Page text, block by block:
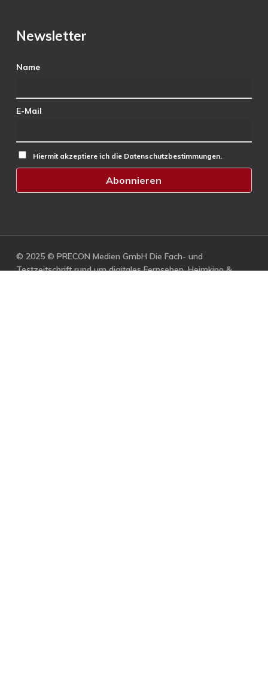
Newsletter
Name
E-Mail
Hiermit akzeptiere ich die Datenschutzbestimmungen.
© 2025 © PRECON Medien GmbH Die Fach- und
Testzeitschrift rund um digitales Fernsehen, Heimkino &